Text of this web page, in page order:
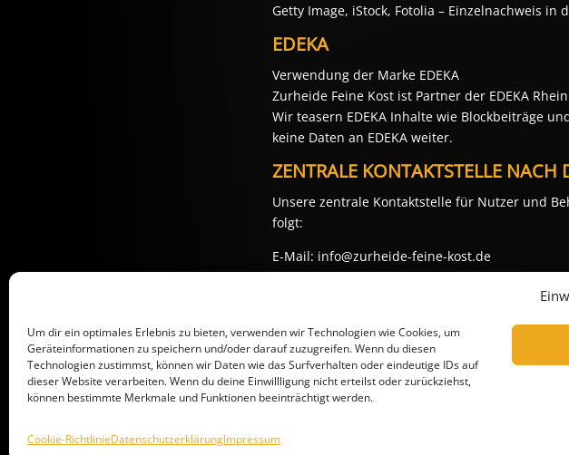
Um dir ein optimales Erlebnis zu bieten, verwenden wir Technologien wie Cookies, um
Geräteinformationen zu speichern und/oder darauf zuzugreifen. Wenn du diesen
Technologien zustimmst, können wir Daten wie das Surfverhalten oder eindeutige IDs auf
dieser Website verarbeiten. Wenn du deine Einwillligung nicht erteilst oder zurückziehst,
können bestimmte Merkmale und Funktionen beeinträchtigt werden.
Cookie-RichtlinieDatenschutzerklärungImpressum
Getty Image, iStock, Fotolia – Einzelnachweis in
EDEKA
Verwendung der Marke EDEKA
Zurheide Feine Kost ist Partner der EDEKA
Wir teasern EDEKA Inhalte wie Blockbeiträge
keine Daten an EDEKA weiter.
ZENTRALE KONTAKTSTELLE
Unsere zentrale Kontaktstelle für Nutzer und
folgt:
E-Mail: info@zurheide-feine-kost.de
Telefon: 02041706575
Die für den Kontakt zur Verfügung stehenden
Quelle:https://www.e-recht24.de